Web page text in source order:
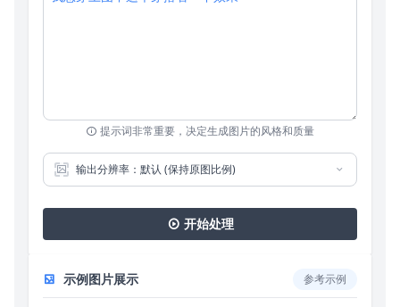
提示词非常重要，决定生成图片的风格和质量
输出分辨率：默认 (保持原图比例)
开始处理
示例图片展示 参考示例